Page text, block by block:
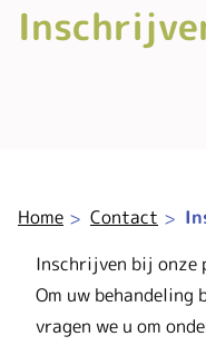
Home Contact
Inschrijven bij
Om uw
vragen we u om